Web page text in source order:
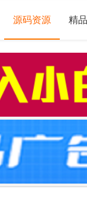
源码资源 精